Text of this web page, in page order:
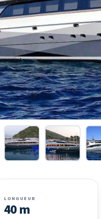
LONGUEUR
40 m